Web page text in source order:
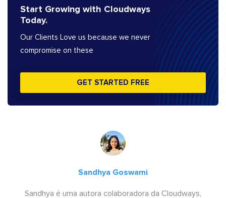
Start Growing with Cloudways
Today.
Our Clients Love us because we never
compromise on these
GET STARTED FREE
Sandhya Goswami
Sandhya é uma autora colaboradora da Cloudways,